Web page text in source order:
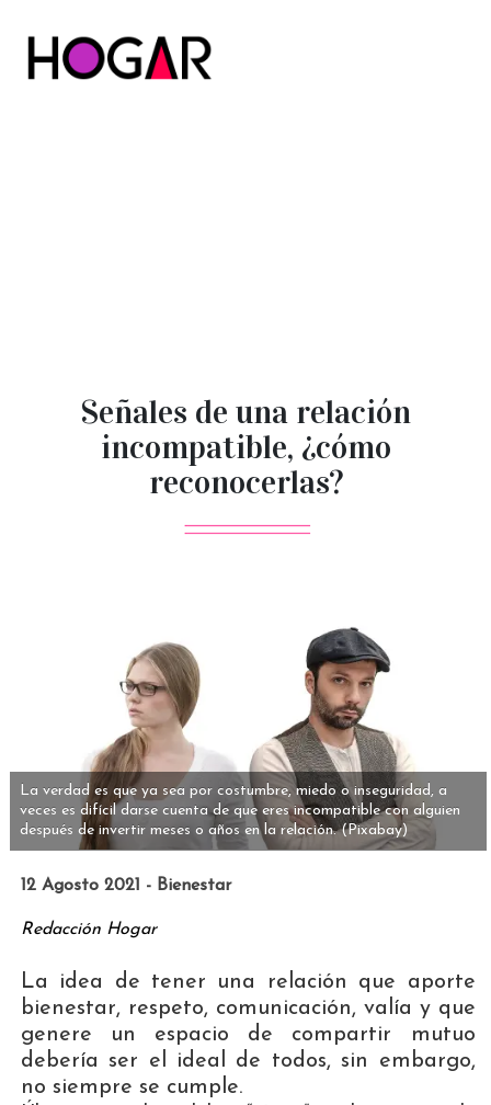
Señales de una relación
incompatible, ¿cómo
reconocerlas?
La verdad es que ya sea por costumbre, miedo o inseguridad, a
veces es difícil darse cuenta de que eres incompatible con alguien
después de invertir meses o años en la relación. (Pixabay)
12 Agosto 2021 - Bienestar
Redacción Hogar
La idea de tener una relación que aporte
bienestar, respeto, comunicación, valía y que
genere un espacio de compartir mutuo
debería ser el ideal de todos, sin embargo,
no siempre se cumple.